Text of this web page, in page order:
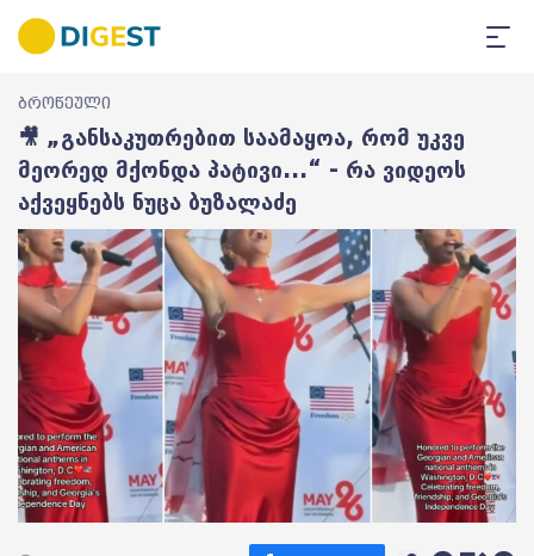
ბროწეული
🎥 „განსაკუთრებით საამაყოა, რომ უკვე
მეორედ მქონდა პატივი...“ - რა ვიდეოს
აქვეყნებს ნუცა ბუზალაძე